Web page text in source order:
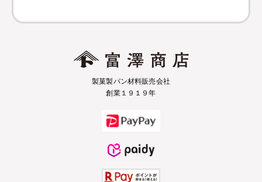
製菓製パン材料販売会社
創業１９１９年